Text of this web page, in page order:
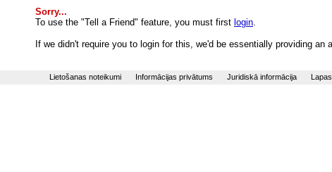
Sorry...
To use the "Tell a Friend" feature, you must first login.
If we didn't require you to login for this, we'd be essentially providing
Lietošanas noteikumi Informācijas privātums Juridiskā informācija